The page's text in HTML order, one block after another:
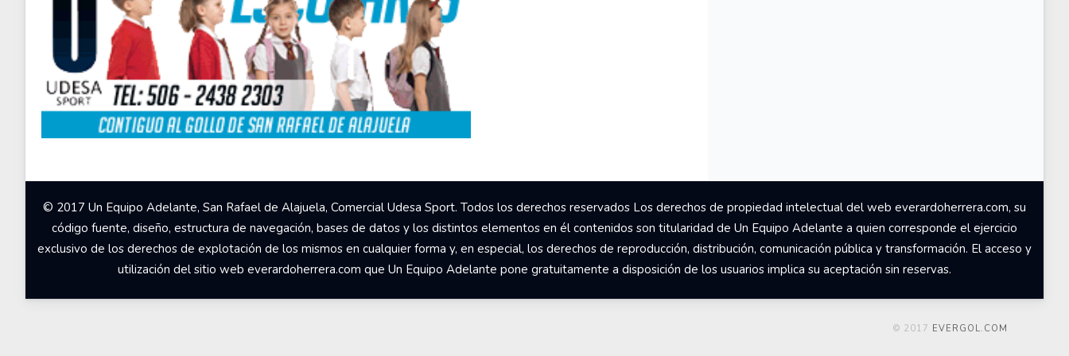
© 2017 Un Equipo Adelante, San Rafael de Alajuela, Comercial Udesa Sport. Todos los derechos reservados Los derechos de propiedad intelectual del web everardoherrera.com, su
código fuente, diseño, estructura de navegación, bases de datos y los distintos elementos en él contenidos son titularidad de Un Equipo Adelante a quien corresponde el ejercicio
exclusivo de los derechos de explotación de los mismos en cualquier forma y, en especial, los derechos de reproducción, distribución, comunicación pública y transformación. El acceso y
utilización del sitio web everardoherrera.com que Un Equipo Adelante pone gratuitamente a disposición de los usuarios implica su aceptación sin reservas.
© 2017 EVERGOL.COM